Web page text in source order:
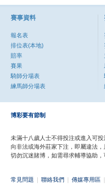
賽事資料
報名表
排位表(本地)
賠率
賽果
騎師分場表
練馬師分場表
博彩要有節制
未滿十八歲人士不得投注或進入可投
向非法或海外莊家下注，即屬違法，
切勿沉迷賭博，如需尋求輔導協助
常見問題 聯絡我們 傳媒專用區